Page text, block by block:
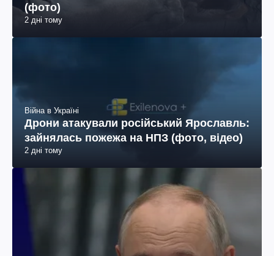
(фото)
2 дні тому
Війна в Україні
Дрони атакували російський Ярославль:
зайнялась пожежа на НПЗ (фото, відео)
2 дні тому